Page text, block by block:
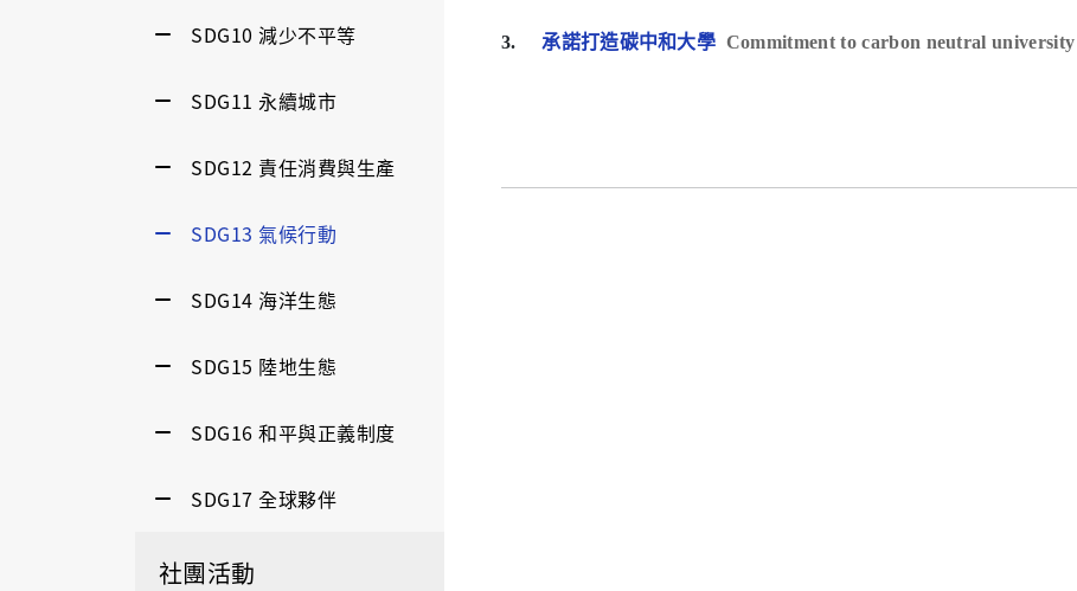
SDG10 減少不平等
SDG11 永續城市
SDG12 責任消費與生產
SDG13 氣候行動
SDG14 海洋生態
SDG15 陸地生態
SDG16 和平與正義制度
SDG17 全球夥伴
社團活動
3. 承諾打造碳中和大學 Commitment to carbon neutral university